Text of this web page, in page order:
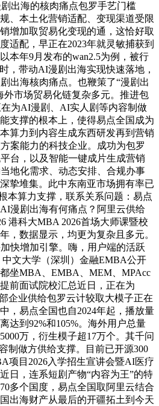
出海的核肉痛点包罗手艺门槛
、本土化营销适配、变现渠道受限
增加取贸易化变现的通，这恰好取
适配，早正在2023年就灵敏捕获到
本年9月发布的wan2.5为例，被行
，带动AI漫剧出海实现快速落地，
出海核肉痛点。也鞭策了“漫剧出
外市场贸易化链复杂多元。推进包
为AI漫剧、AI实人剧等内容制做
支撑的根本上，使得易点全国成为
算力到内容生成东西研发再到营销
案能力的科技企业。成功为包罗
台，以及智能一键成片生成营销
地化需求、动态安排、合规办事
挚堆集。此中东南亚市场拥有率已
本算力支撑，联系关系问题：易点
漫剧出海有何痛点？阿里云供给
港科大MBA 2026首场大师课暨校
，数据显示，均更为复杂且多元。
快增加引擎。嗨，用户端的活跃
文大学（深圳）金融EMBA公开
坐MBA、EMBA、MEM、MPAcc
前面试院校汇总近日，正在为
企业供给包罗云计较取大模子正在
，易点全国也自2024年起，播放量
达到92%和105%。海外用户总量
万，衍生模子超17万个。其千问
制做方供给支撑。目前已开源300
项目2026入学招生宣讲会暨AI医疗
日，连系短剧产物“内容为王”的特
多个国度，易点全国取阿里云结合
出海财产从最后的开疆拓土到今天